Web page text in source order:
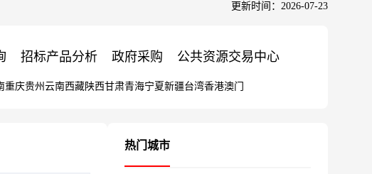
更新时间：2026-07-23
招标产品分析 政府采购 公共资源交易中心
重庆贵州 云南西藏陕西甘肃青海宁夏新疆台湾香港澳门
热门城市